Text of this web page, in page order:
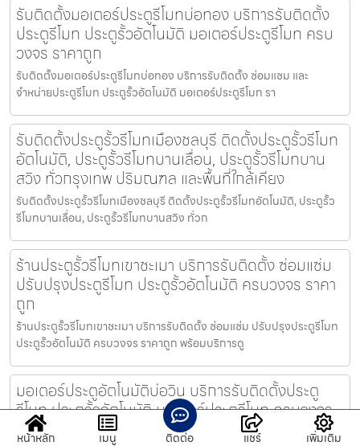
รับติดตั้งมอเตอร์ประตูรีโมทบ่อทอง บริการรับติดตั้ง
ประตูรีโมท ประตูรั้วอัตโนมัติ มอเตอร์ประตูรีโมท ครบ
วงจร ราคาถูก
รับติดตั้งมอเตอร์ประตูรีโมทบ่อทอง บริการรับติดตั้ง ซ่อมแซม และ
จำหน่ายประตูรีโมท ประตูรั้วอัตโนมัติ มอเตอร์ประตูรีโมท รา
รับติดตั้งประตูรั้วรีโมทเมืองชลบุรี ติดตั้งประตูรั้วรีโมท
อัตโนมัติ, ประตูรั้วรีโมทบานเลื่อน, ประตูรั้วรีโมทบาน
สวิง ทั่วกรุงเทพ ปริมณฑล และพื้นที่ใกล้เคียง
รับติดตั้งประตูรั้วรีโมทเมืองชลบุรี ติดตั้งประตูรั้วรีโมทอัตโนมัติ, ประตูรั้ว
รีโมทบานเลื่อน, ประตูรั้วรีโมทบานสวิง ทั่วก
ร้านประตูรั้วรีโมทเขาชะเมา บริการรับติดตั้ง ซ่อมแซ่ม
ปรับปรุงประตูรีโมท ประตูรั้วอัตโนมัติ ครบวงจร ราคา
ถูก
ร้านประตูรั้วรีโมทเขาชะเมา บริการรับติดตั้ง ซ่อมแซ่ม ปรับปรุงประตูรีโมท
ประตูรั้วอัตโนมัติ ครบวงจร ราคาถูก พร้อมบริการดู
มอเตอร์ประตูอัตโนมัติบ่อวิน บริการรับติดตั้งประตู
รีโมท ประตูรั้วอัตโนมัติ มอเตอร์ประตูรีโมท ครบวงจร
ราคาถูก
หน้าหลัก เมนู ติดต่อ แชร์ เพิ่มเติม